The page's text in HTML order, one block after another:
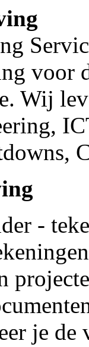
voor
Wij
-
je de